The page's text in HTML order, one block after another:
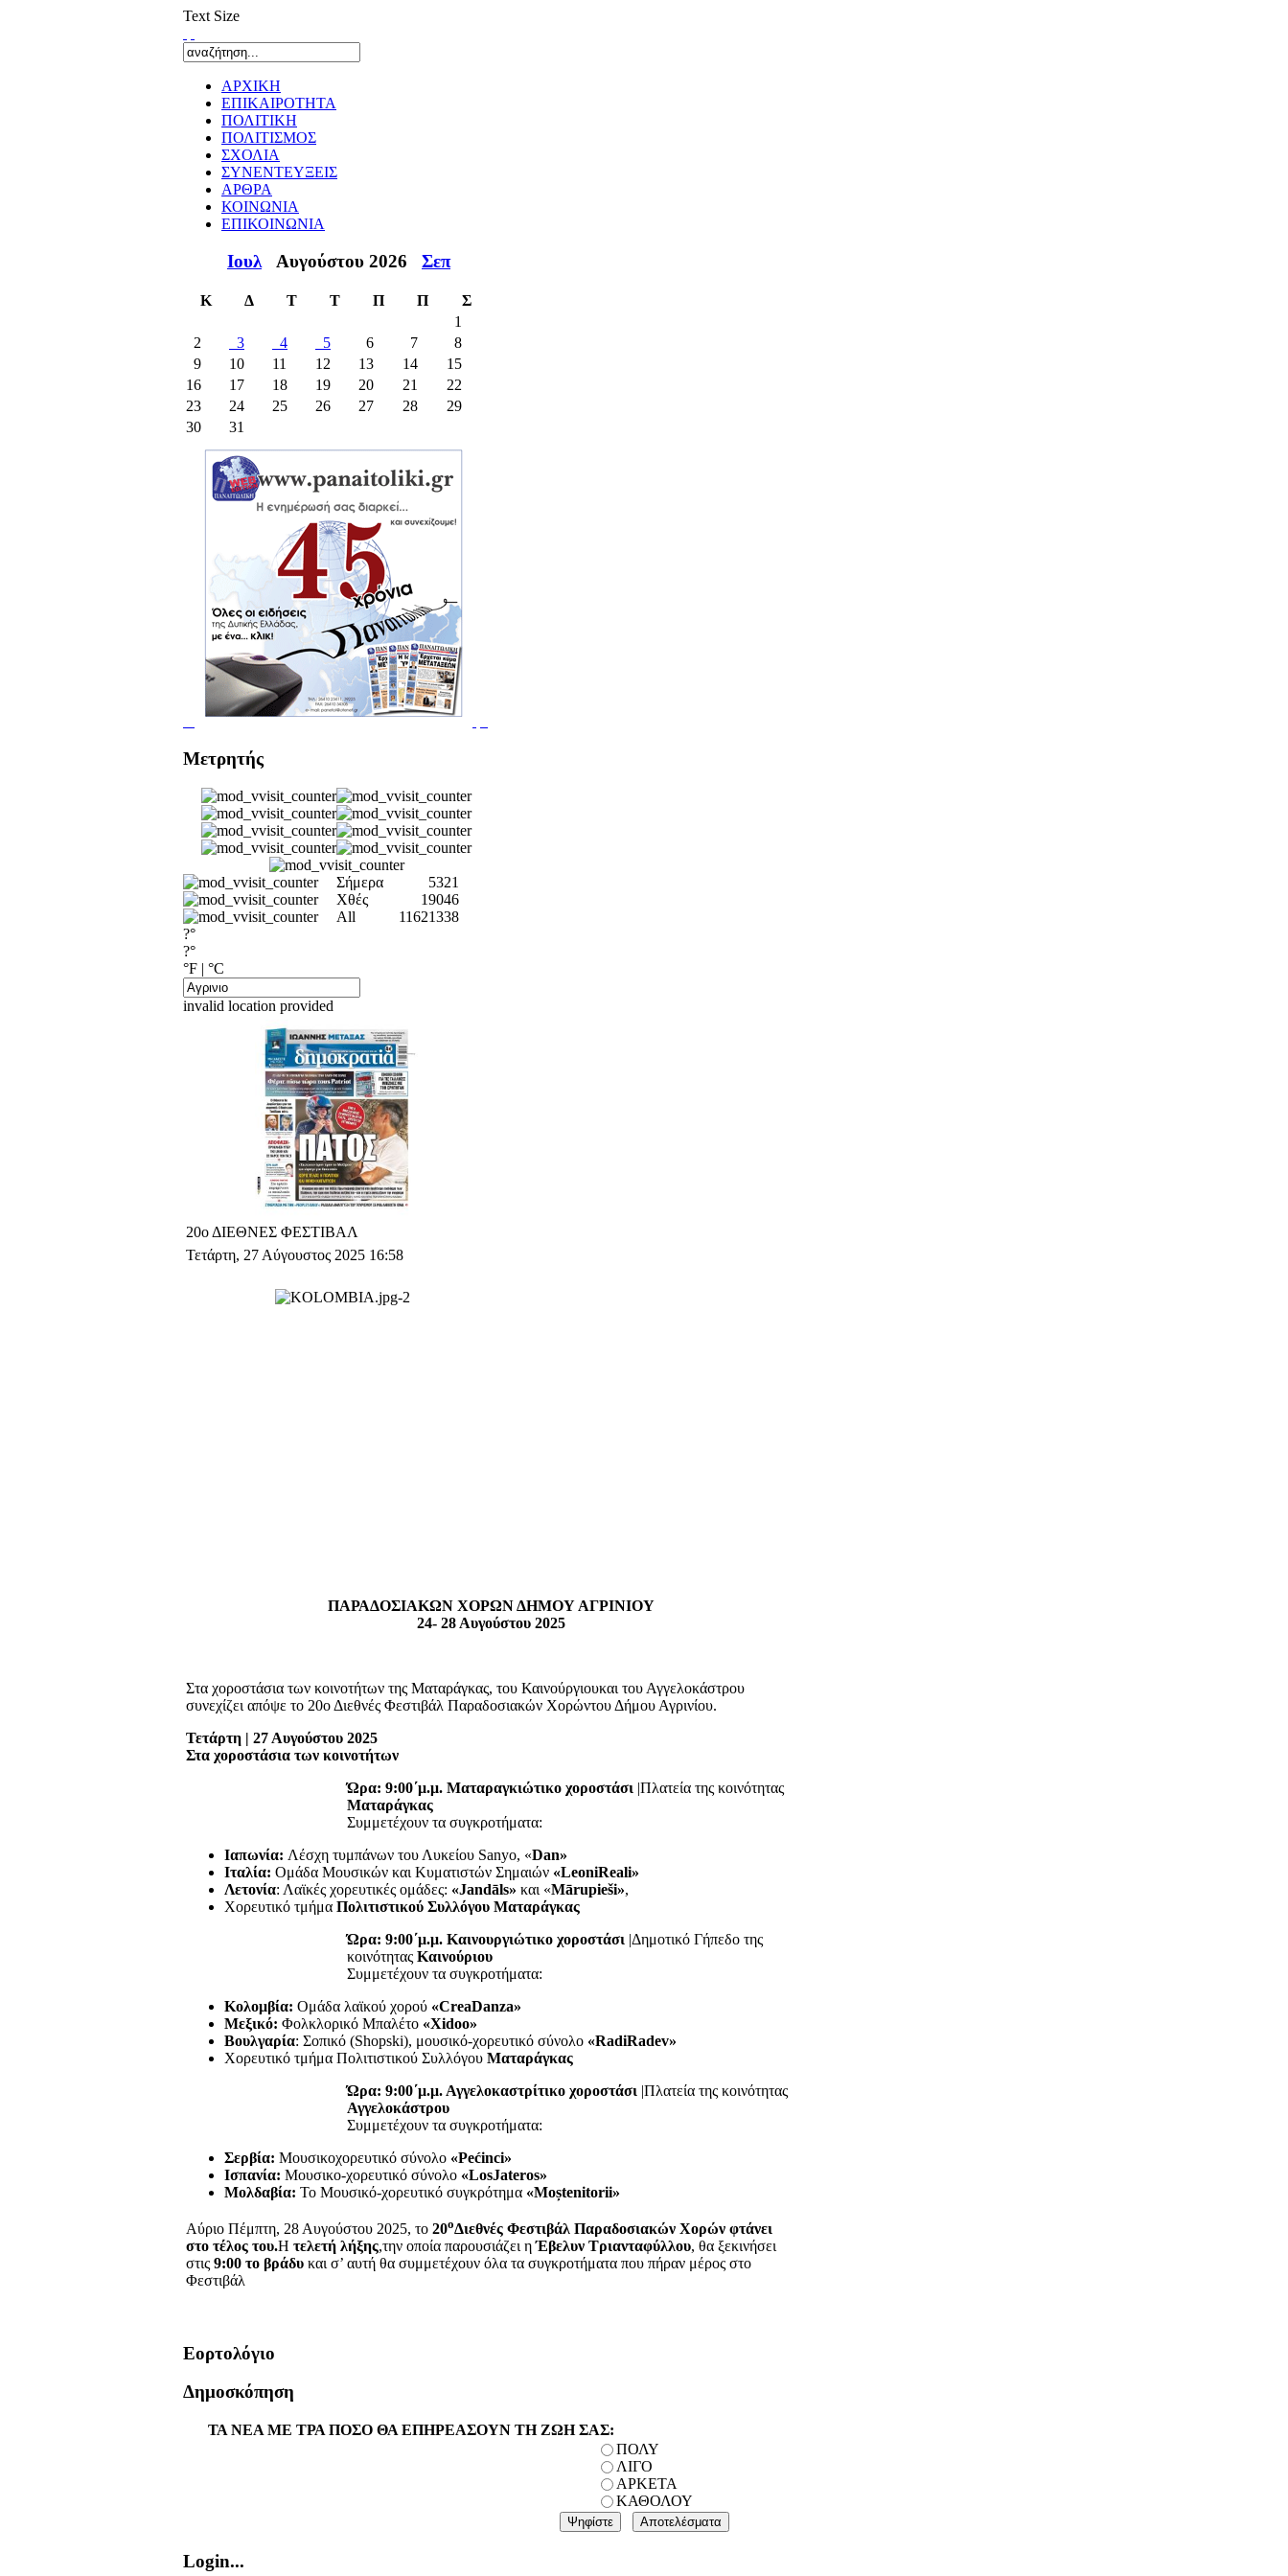
Text Size
ΑΡΧΙΚΗ
ΕΠΙΚΑΙΡΟΤΗΤΑ
ΠΟΛΙΤΙΚΗ
ΠΟΛΙΤΙΣΜΟΣ
ΣΧΟΛΙΑ
ΣΥΝΕΝΤΕΥΞΕΙΣ
ΑΡΘΡΑ
ΚΟΙΝΩΝΙΑ
ΕΠΙΚΟΙΝΩΝΙΑ
Ιουλ Αυγούστου 2026 Σεπ
Κ Δ Τ Τ Π Π
Σ
1
2
3 4 5 6 7
8
9
10 11 12 13 14
15
16
17 18 19 20 21
22
23
24 25 26 27 28
29
30
31
Μετρητής
Σήμερα
5321
Χθές
19046
All
11621338
?°
?°
°F | °C
invalid location provided
20ο ΔΙΕΘΝΕΣ ΦΕΣΤΙΒΑΛ
Τετάρτη, 27 Αύγουστος 2025 16:58
ΠΑΡΑΔΟΣΙΑΚΩΝ ΧΟΡΩΝ ΔΗΜΟΥ ΑΓΡΙΝΙΟΥ
24- 28 Αυγούστου 2025
Στα χοροστάσια των κοινοτήτων της Ματαράγκας, του Καινούργιουκαι του Αγγελοκάστρου
συνεχίζει απόψε το 20ο Διεθνές Φεστιβάλ Παραδοσιακών Χορώντου Δήμου Αγρινίου.
Τετάρτη | 27 Αυγούστου 2025
Στα χοροστάσια των κοινοτήτων
Ώρα: 9:00΄μ.μ. Ματαραγκιώτικο χοροστάσι |Πλατεία της κοινότητας
Ματαράγκας
Συμμετέχουν τα συγκροτήματα:
Ιαπωνία: Λέσχη τυμπάνων του Λυκείου Sanyo, «Dan»
Ιταλία: Ομάδα Μουσικών και Κυματιστών Σημαιών «LeoniReali»
Λετονία: Λαϊκές χορευτικές ομάδες: «Jandāls» και «Mārupieši»,
Χορευτικό τμήμα Πολιτιστικού Συλλόγου Ματαράγκας
Ώρα: 9:00΄μ.μ. Καινουργιώτικο χοροστάσι |Δημοτικό Γήπεδο της
κοινότητας Καινούριου
Συμμετέχουν τα συγκροτήματα:
Κολομβία: Ομάδα λαϊκού χορού «CreaDanza»
Μεξικό: Φολκλορικό Μπαλέτο «Xidoo»
Βουλγαρία: Σοπικό (Shopski), μουσικό-χορευτικό σύνολο «RadiRadev»
Χορευτικό τμήμα Πολιτιστικού Συλλόγου Ματαράγκας
Ώρα: 9:00΄μ.μ. Αγγελοκαστρίτικο χοροστάσι |Πλατεία της κοινότητας
Αγγελοκάστρου
Συμμετέχουν τα συγκροτήματα:
Σερβία: Μουσικοχορευτικό σύνολο «Pećinci»
Ισπανία: Μουσικο-χορευτικό σύνολο «LosJateros»
Μολδαβία: Το Μουσικό-χορευτικό συγκρότημα «Moștenitorii»
Αύριο Πέμπτη, 28 Αυγούστου 2025, το 20οΔιεθνές Φεστιβάλ Παραδοσιακών Χορών φτάνει
στο τέλος του.Η τελετή λήξης,την οποία παρουσιάζει ηΈβελυν Τριανταφύλλου, θα ξεκινήσει
στις 9:00 το βράδυ και σ’ αυτή θα συμμετέχουν όλα τα συγκροτήματα που πήραν μέρος στο
Φεστιβάλ
Εορτολόγιο
Δημοσκόπηση
ΤΑ ΝΕΑ ΜΕ ΤΡΑ ΠΟΣΟ ΘΑ ΕΠΗΡΕΑΣΟΥΝ ΤΗ ΖΩΗ ΣΑΣ:
ΠΟΛΥ
ΛΙΓΟ
ΑΡΚΕΤΑ
ΚΑΘΟΛΟΥ
Login...